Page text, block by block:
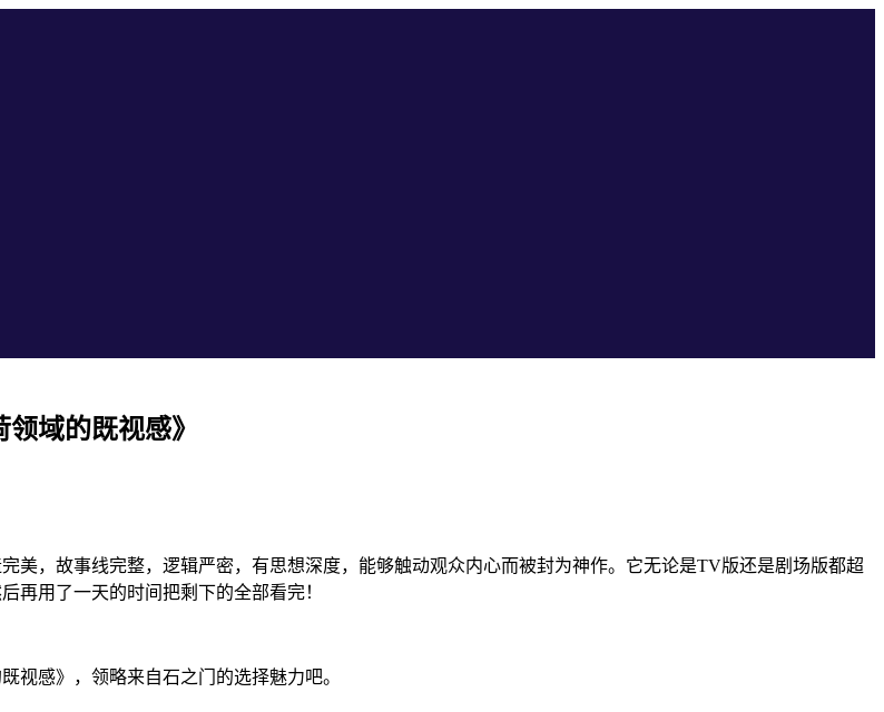
域的既视感》
美，故事线完整，逻辑严密，有思想深度，能够触动观众内心而被封为神作。它无论是TV版还是剧场版都超
再用了一天的时间把剩下的全部看完！
视感》，领略来自石之门的选择魅力吧。